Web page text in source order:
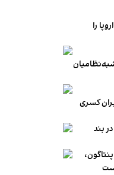
را
کسری
بند